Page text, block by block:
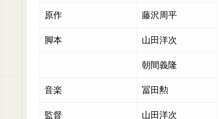
原作 藤沢周平
脚本 山田洋次
朝間義隆
音楽 冨田勲
監督 山田洋次